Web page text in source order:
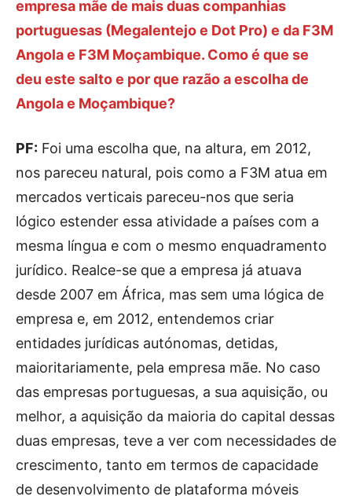
empresa mãe de mais duas companhias
portuguesas (Megalentejo e Dot Pro) e da F3M
Angola e F3M Moçambique. Como é que se
deu este salto e por que razão a escolha de
Angola e Moçambique?
PF: Foi uma escolha que, na altura, em 2012,
nos pareceu natural, pois como a F3M atua em
mercados verticais pareceu-nos que seria
lógico estender essa atividade a países com a
mesma língua e com o mesmo enquadramento
jurídico. Realce-se que a empresa já atuava
desde 2007 em África, mas sem uma lógica de
empresa e, em 2012, entendemos criar
entidades jurídicas autónomas, detidas,
maioritariamente, pela empresa mãe. No caso
das empresas portuguesas, a sua aquisição, ou
melhor, a aquisição da maioria do capital dessas
duas empresas, teve a ver com necessidades de
crescimento, tanto em termos de capacidade
de desenvolvimento de plataforma móveis